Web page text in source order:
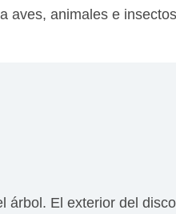
aves, animales e
El exterior del